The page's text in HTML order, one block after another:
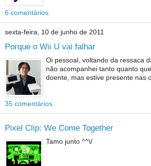
6 comentários:
sexta-feira, 10 de junho de 2011
Porque o Wii U vai falhar
Oi pessoal, voltando da ressaca
não acompanhei tanto quanto
doente, mas estive presente nas
35 comentários:
Pixel Clip: We Come Together
Tamo junto ^^\/